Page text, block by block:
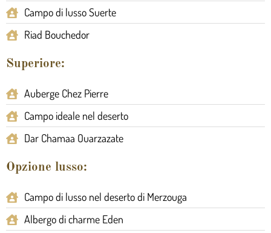
Campo di lusso Suerte
Riad Bouchedor
Superiore:
Auberge Chez Pierre
Campo ideale nel deserto
Dar Chamaa Ouarzazate
Opzione lusso:
Campo di lusso nel deserto di Merzouga
Albergo di charme Eden